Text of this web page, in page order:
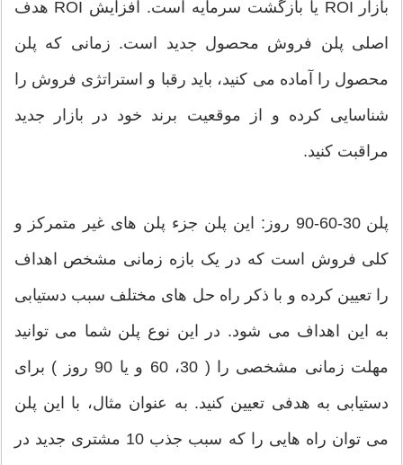
بازار ROI یا بازگشت سرمایه است. افزایش ROI هدف
اصلی پلن فروش محصول جدید است. زمانی که پلن
محصول را آماده می کنید، باید رقبا و استراتژی فروش را
شناسایی کرده و از موقعیت برند خود در بازار جدید
مراقبت کنید.
پلن 30-60-90 روز: این پلن جزء پلن های غیر متمرکز و
کلی فروش است که در یک بازه زمانی مشخص اهداف
را تعیین کرده و با ذکر راه حل های مختلف سبب دستیابی
به این اهداف می شود. در این نوع پلن شما می توانید
مهلت زمانی مشخصی را ( 30، 60 و یا 90 روز ) برای
دستیابی به هدفی تعیین کنید. به عنوان مثال، با این پلن
می توان راه هایی را که سبب جذب 10 مشتری جدید در